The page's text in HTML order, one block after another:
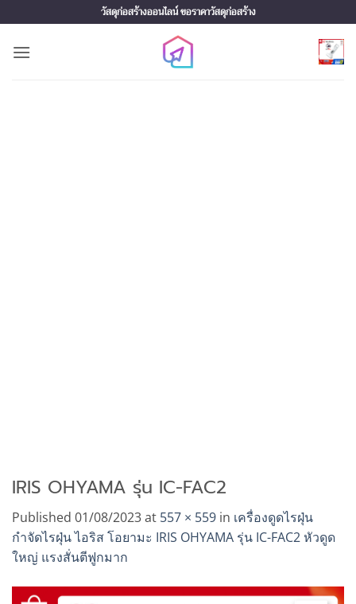
to
content
วัสดุก่อสร้างออนไลน์ ขอราคาวัสดุก่อสร้าง
IRIS OHYAMA รุ่น IC-FAC2
Published 01/08/2023at 557 × 559 in เครื่องดูดไรฝุ่น
กำจัดไรฝุ่น ไอริส โอยามะ IRIS OHYAMA รุ่น IC-FAC2 หัวดูด
ใหญ่ แรงสั่นตีฟูกมาก